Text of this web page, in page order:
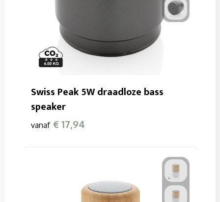
Swiss Peak 5W draadloze bass
speaker
vanaf € 17,94